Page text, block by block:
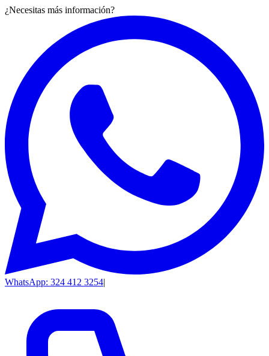
¿Necesitas más información?
WhatsApp: 324 412 3254|